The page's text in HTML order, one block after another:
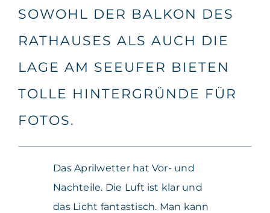
SOWOHL DER BALKON DES
RATHAUSES ALS AUCH DIE
LAGE AM SEEUFER BIETEN
TOLLE HINTERGRÜNDE FÜR
FOTOS.
Das Aprilwetter hat Vor- und
Nachteile. Die Luft ist klar und
das Licht fantastisch. Man kann